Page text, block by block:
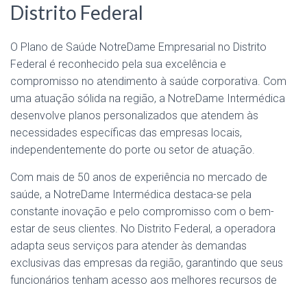
Distrito Federal
O Plano de Saúde NotreDame Empresarial no Distrito
Federal é reconhecido pela sua excelência e
compromisso no atendimento à saúde corporativa. Com
uma atuação sólida na região, a NotreDame Intermédica
desenvolve planos personalizados que atendem às
necessidades específicas das empresas locais,
independentemente do porte ou setor de atuação.
Com mais de 50 anos de experiência no mercado de
saúde, a NotreDame Intermédica destaca-se pela
constante inovação e pelo compromisso com o bem-
estar de seus clientes. No Distrito Federal, a operadora
adapta seus serviços para atender às demandas
exclusivas das empresas da região, garantindo que seus
funcionários tenham acesso aos melhores recursos de